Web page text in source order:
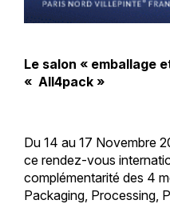
Le salon « emballage
« All4pack »
Du 14 au 17 Novembre
ce rendez-vous
complémentarité des 4
Packaging, Processing,